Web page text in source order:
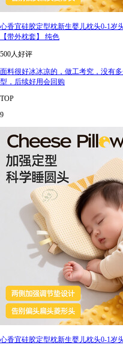
心香宜硅胶定型枕新生婴儿枕头0-1岁
【带外枕套】 纯色
500人好评
面料很好冰冰凉的，做工考究，没有
型，后续好用会回购
TOP
9
心香宜硅胶定型枕新生婴儿枕头0-1岁